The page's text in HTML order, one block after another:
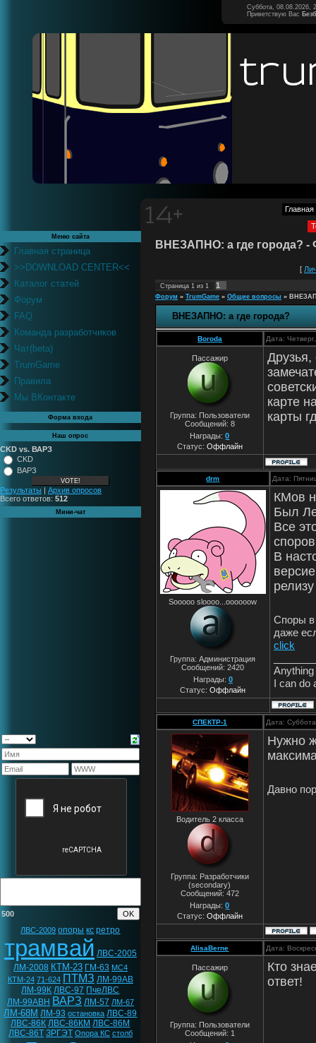
Суббота, 08.08.2026,
Приветствую Вас
Главная
Меню сайта
Главная страница
>>DOWNLOAD CENTER<<
Каталог статей
Форум
FAQ
Команда разработчиков
Чат(beta)
TrumGame
Правила
Мы ВКонтакте
Форма входа
Наш опрос
CKD vs. ВАРЗ
CKD
ВАРЗ
Результаты | Архив опросов
Всего ответов: 512
Мини-чат
500
ЛВС-2009 опоры кс ретро
трамвай ЛВС-2005
ЛМ-2008 КТМ-23 ГМ-63 МС4
КТМ-24 71-624 ПТМЗ ЛМ-99АВ
ЛМ-99К ЛВС-97 ПчеЛВС
ЛМ-99АВН ВАРЗ ЛМ-57 ЛМ-67
ЛМ-68М ЛМ-93 остановка ЛВС-89
ЛВС-86К ЛВС-86КМ ЛВС-86М
ЛВС-86Т ЗРГЭТ Опора КС столб
ВНЕЗАПНО: а где города? -
[
Страница 1 из 1 1
Форум » TrumGame » Общие вопросы »
ВНЕЗАПНО: а где города?
Boroda Дата:
Пассажир
Группа: Пользователи
Сообщений: 8
Награды:0
Статус: Оффлайн
карте
карты
drm Дата:
Sooooo sloooo...oooooow
Группа: Администрация
Сообщений:2420
Награды: 0
Статус:Оффлайн
КМов
Был
Все
В
релизу
Споры в
даже
click
I can do
СПЕКТР-1 Дата:
Водитель 2 класса
Группа: Разработчики
(secondary)
Сообщений: 472
Награды:0
Статус: Оффлайн
Нужно
Давно
AlisaBerne Дата:
Пассажир
Группа: Пользователи
Сообщений: 1
Кто
ответ!